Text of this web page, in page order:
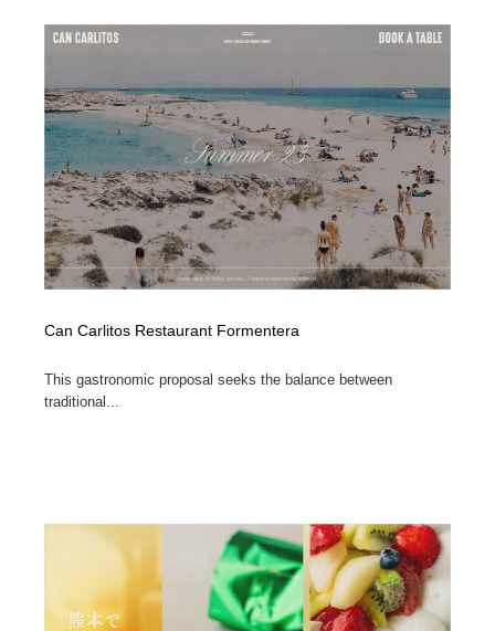
Can Carlitos Restaurant Formentera
This gastronomic proposal seeks the balance between
traditional...